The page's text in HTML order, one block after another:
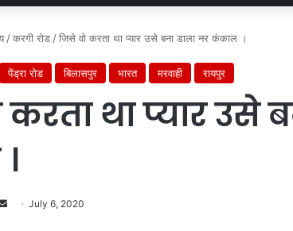
/करगी रोड /जिसे वो करता था प्यार उसे बना डाला नर कंकाल ।
पेंड्रा रोड बिलासपुर भारत मरवाही रायपुर
था प्यार उसे
Send July 6, 2020